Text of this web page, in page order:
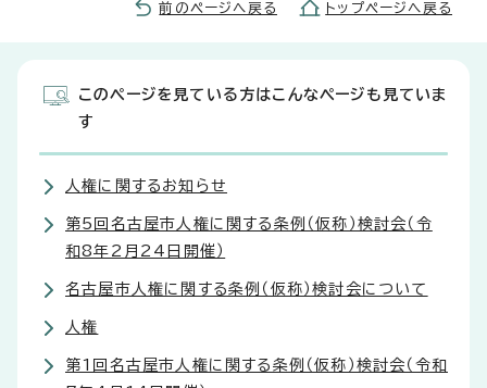
前のページへ戻る トップページへ戻る
このページを見ている方はこんなページも見ていま
す
人権に関するお知らせ
第5回名古屋市人権に関する条例（仮称）検討会（令
和8年2月24日開催）
名古屋市人権に関する条例（仮称）検討会について
人権
第1回名古屋市人権に関する条例（仮称）検討会（令和